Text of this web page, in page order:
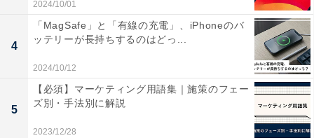
＞Amazonのページで見る
2024/10/01
4
「MagSafe」と「有線の充電」、iPhoneのバ
ッテリーが長持ちするのはどっ...
2024/10/12
5
【必須】マーケティング用語集｜施策のフェー
ズ別・手法別に解説
2023/12/28